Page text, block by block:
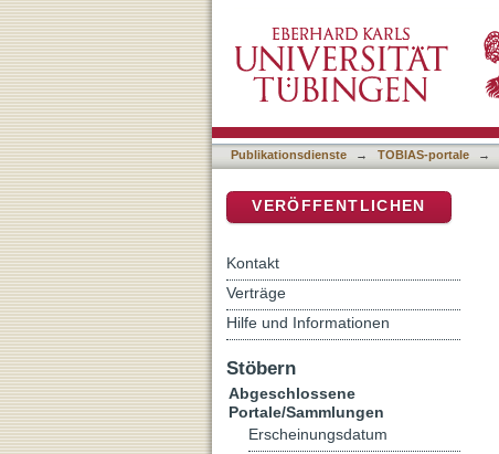
Publikationsdienste → TOBIAS-portale →
VERÖFFENTLICHEN
Kontakt
Verträge
Hilfe und Informationen
Stöbern
Abgeschlossene
Portale/Sammlungen
Erscheinungsdatum